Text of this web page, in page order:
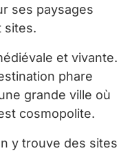
ses paysages
sites.
et vivante.
phare
grande ville où
cosmopolite.
y trouve des sites